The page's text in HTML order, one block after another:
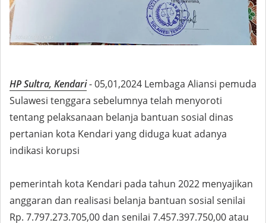
HP Sultra, Kendari- 05,01,2024 Lembaga Aliansi pemuda
Sulawesi tenggara sebelumnya telah menyoroti
tentang pelaksanaan belanja bantuan sosial dinas
pertanian kota Kendari yang diduga kuat adanya
indikasi korupsi
pemerintah kota Kendari pada tahun 2022 menyajikan
anggaran dan realisasi belanja bantuan sosial senilai
Rp. 7.797.273.705,00 dan senilai 7.457.397.750,00 atau